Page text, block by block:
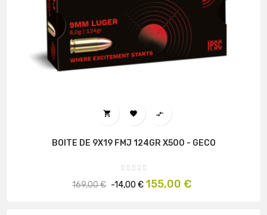
  
BOITE DE 9X19 FMJ 124GR X500 - GECO
Prix
169,00 € -14,00 € Prix
155,00 €